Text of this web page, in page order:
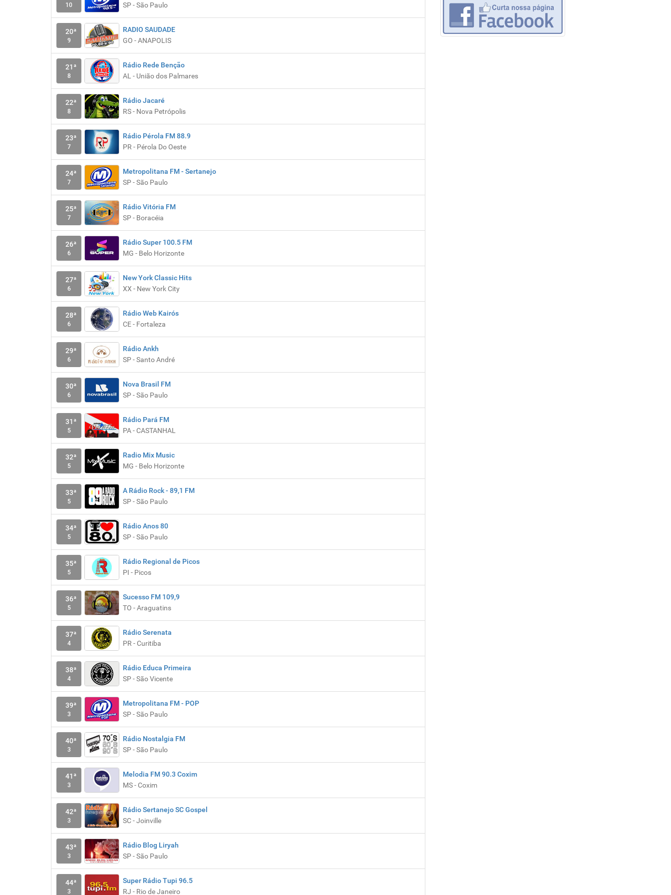
10 SP - São Paulo
20ª
9
RADIO SAUDADE
GO - ANAPOLIS
21ª
8
Rádio Rede Benção
AL - União dos Palmares
22ª
8
Rádio Jacaré
RS - Nova Petrópolis
23ª
7
Rádio Pérola FM 88.9
PR - Pérola Do Oeste
24ª
7
Metropolitana FM - Sertanejo
SP - São Paulo
25ª
7
Rádio Vitória FM
SP - Boracéia
26ª
6
Rádio Super 100.5 FM
MG - Belo Horizonte
27ª
6
New York Classic Hits
XX - New York City
28ª
6
Rádio Web Kairós
CE - Fortaleza
29ª
6
Rádio Ankh
SP - Santo André
30ª
6
Nova Brasil FM
SP - São Paulo
31ª
5
Rádio Pará FM
PA - CASTANHAL
32ª
5
Radio Mix Music
MG - Belo Horizonte
33ª
5
A Rádio Rock - 89,1 FM
SP - São Paulo
34ª
5
Rádio Anos 80
SP - São Paulo
35ª
5
Rádio Regional de Picos
PI - Picos
36ª
5
Sucesso FM 109,9
TO - Araguatins
37ª
4
Rádio Serenata
PR - Curitiba
38ª
4
Rádio Educa Primeira
SP - São Vicente
39ª
3
Metropolitana FM - POP
SP - São Paulo
40ª
3
Rádio Nostalgia FM
SP - São Paulo
41ª
3
Melodia FM 90.3 Coxim
MS - Coxim
42ª
3
Rádio Sertanejo SC Gospel
SC - Joinville
43ª
3
Rádio Blog Liryah
SP - São Paulo
44ª
3
Super Rádio Tupi 96.5
RJ - Rio de Janeiro